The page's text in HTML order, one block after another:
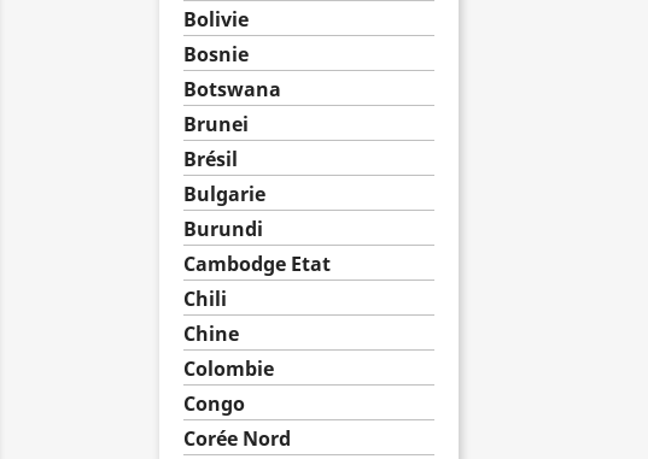
Bolivie
Bosnie
Botswana
Brunei
Brésil
Bulgarie
Burundi
Cambodge Etat
Chili
Chine
Colombie
Congo
Corée Nord